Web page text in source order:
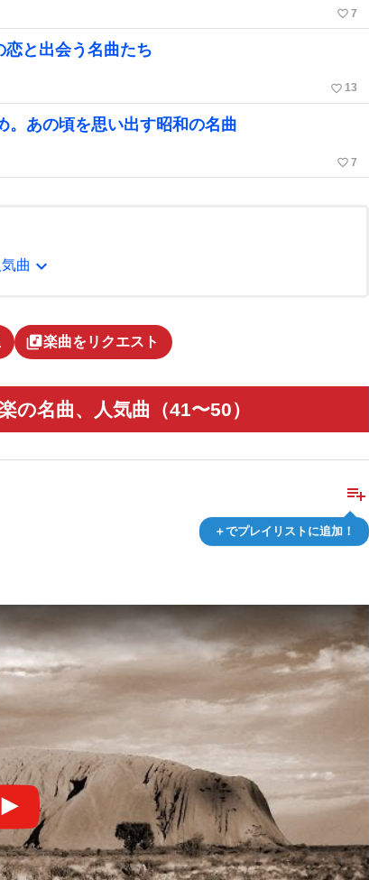
favorite_border 7
と出会う名曲たち
favorite_border 13
。あの頃を思い出す昭和の名曲
favorite_border 7
曲 expand_more
library_music楽曲をリクエスト
名曲、人気曲（41〜50）
playlist_add
＋でプレイリストに追加！